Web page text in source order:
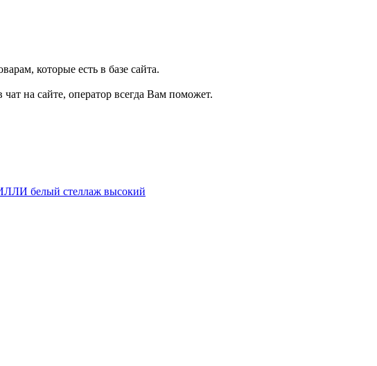
которые есть в базе сайта.
на сайте, оператор всегда Вам поможет.